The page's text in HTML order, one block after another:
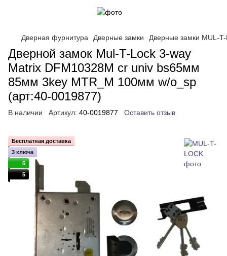
Дверная фурнитура Дверные замки Дверные замки MUL-
Дверной замок Mul-T-Lock 3-way
Matrix DFM10328M cr univ bs65мм
85мм 3key MTR_M 100мм w/o_sp
(арт:40-0019877)
В наличии Артикул: 40-0019877 Оставить отзыв
Бесплатная доставка
3 ключа
5
5